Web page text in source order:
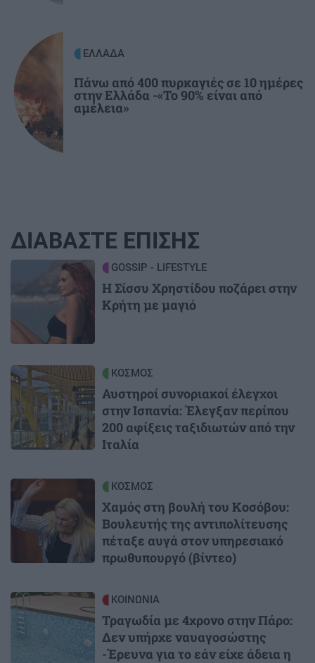
ΕΛΛΑΔΑ
Πάνω από 400 πυρκαγιές σε 10 ημέρες
στην Ελλάδα -«Το 90% είναι από
αμέλεια»
ΔΙΑΒΑΣΤΕ ΕΠΙΣΗΣ
GOSSIP - LIFESTYLE
Η Σίσσυ Χρηστίδου ποζάρει στην
Κρήτη με μαγιό
Image ΚΟΣΜΟΣ
Αυστηροί συνοριακοί έλεγχοι
στην Ισπανία: Έλεγξαν περίπου
200 αφίξεις ταξιδιωτών από την
Ιταλία
Image ΚΟΣΜΟΣ
Χαμός στη βουλή του Κοσόβου:
Βουλευτής της αντιπολίτευσης
πέταξε αυγά στον υπηρεσιακό
πρωθυπουργό (βίντεο)
Image ΚΟΙΝΩΝΙΑ
Τραγωδία με 4χρονο στην Πάρο:
Δεν υπήρχε ναυαγοσώστης
-Έρευνα για το εάν είχε άδεια η